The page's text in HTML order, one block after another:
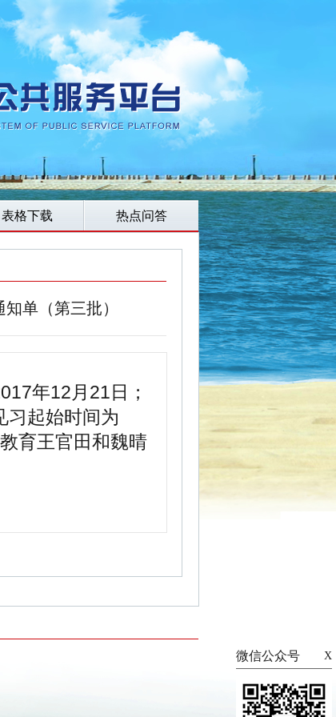
表格下载 热点问答
单（第三批）
年12月21日；
习起始时间为
育王官田和魏晴
微信公众号 X